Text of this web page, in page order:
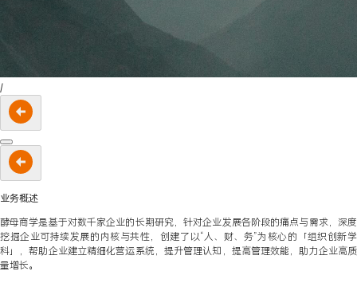
/
业务概述
酵母商学是基于对数千家企业的长期研究，针对企业发展各阶段的痛点与需求，深度
挖掘企业可持续发展的内核与共性，创建了以“人、财、务”为核心的「组织创新学
科」，帮助企业建立精细化营运系统，提升管理认知，提高管理效能，助力企业高质
量增长。